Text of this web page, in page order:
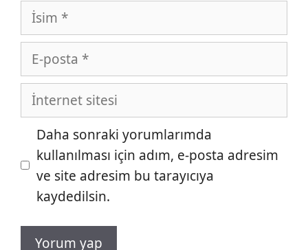
İsim
posta
İnternet
sitesi
Daha sonraki yorumlarımda
kullanılması için adım, e-posta adresim
ve site adresim bu tarayıcıya
kaydedilsin.